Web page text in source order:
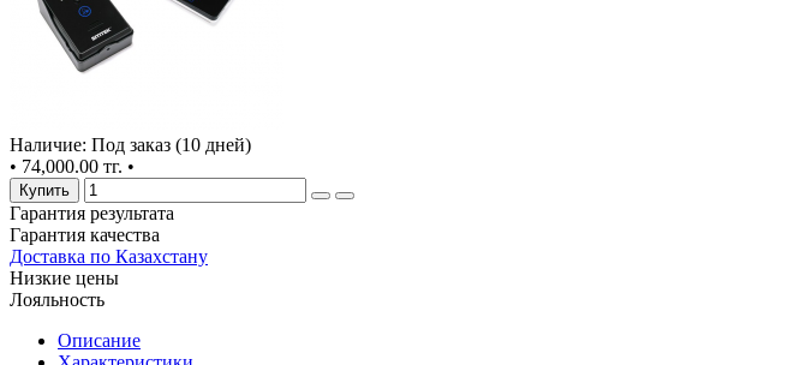
Наличие: Под заказ (10 дней)
• 74,000.00 тг. •
Купить
Гарантия результата
Гарантия качества
Доставка по Казахстану
Низкие цены
Лояльность
Описание